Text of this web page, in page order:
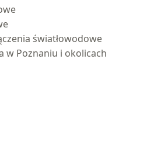
światłowodowe
w Poznaniu i okolicach